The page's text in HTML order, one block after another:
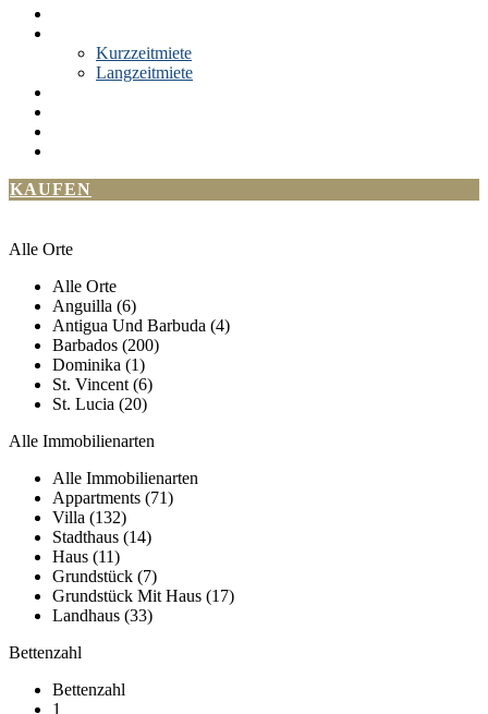
Kurzzeitmiete
Langzeitmiete
KAUFEN
Alle Orte
Alle Orte
Anguilla (6)
Antigua Und Barbuda (4)
Barbados (200)
Dominika (1)
St. Vincent (6)
St. Lucia (20)
Alle Immobilienarten
Alle Immobilienarten
Appartments (71)
Villa (132)
Stadthaus (14)
Haus (11)
Grundstück (7)
Grundstück Mit Haus (17)
Landhaus (33)
Bettenzahl
Bettenzahl
1